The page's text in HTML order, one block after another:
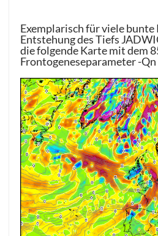
Exemplarisch für viele bunte
Entstehung des Tiefs
die folgende Karte mit dem
Frontogeneseparameter -